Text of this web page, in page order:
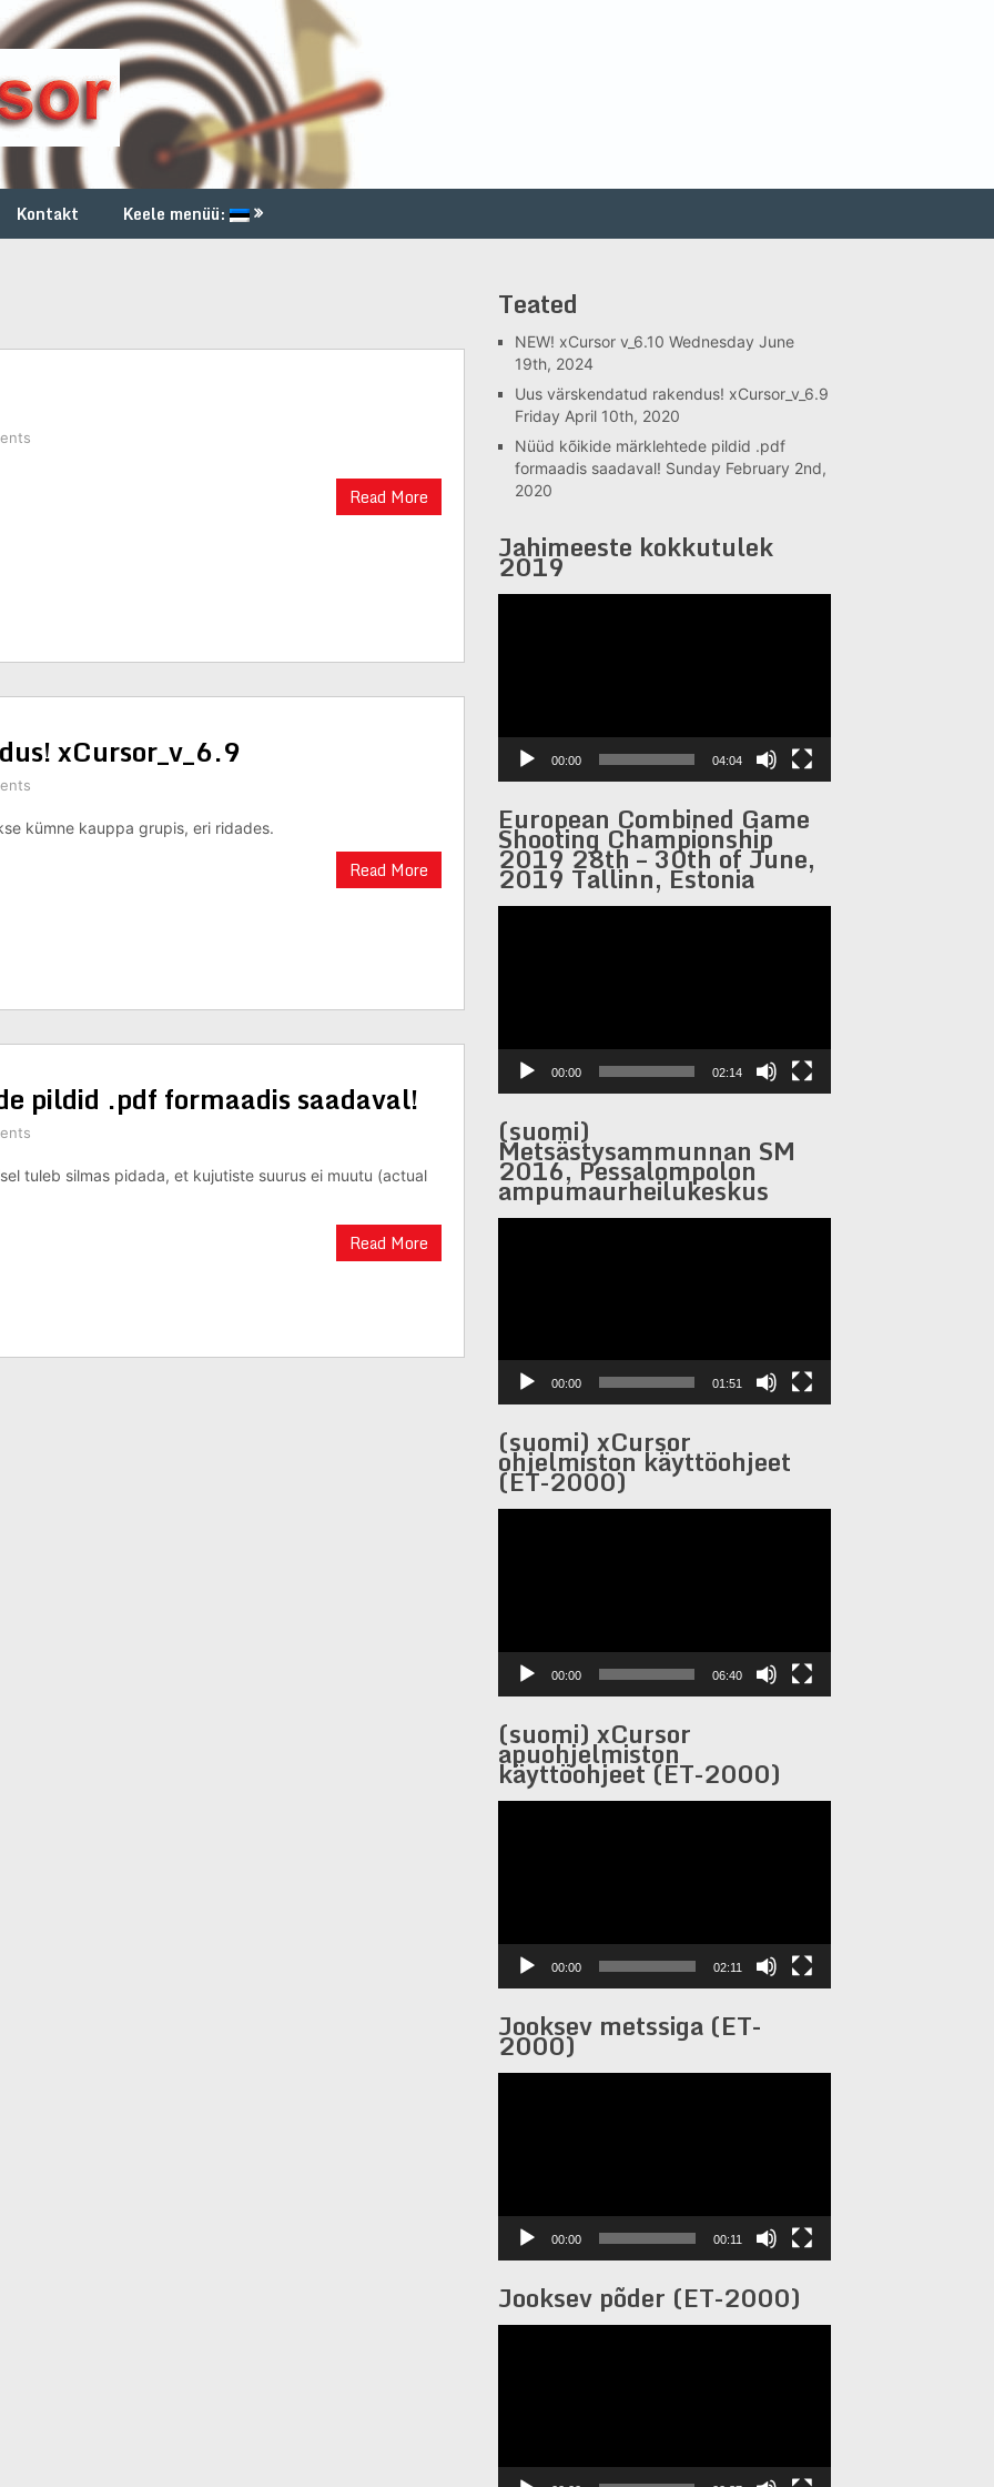
Kontakt Keele menüü:
Read More
xCursor_v_6.9
kümne kauppa grupis, eri ridades.
Read More
pildid .pdf formaadis saadaval!
tuleb silmas pidada, et kujutiste suurus ei muutu (actual
Read More
Teated
NEW! xCursor v_6.10 Wednesday June
19th, 2024
Uus värskendatud rakendus! xCursor_v_6.9
Friday April 10th, 2020
Nüüd kõikide märklehtede pildid .pdf
formaadis saadaval! Sunday February 2nd,
2020
Jahimeeste kokkutulek
2019
00:00 04:04
European Combined Game
Shooting Championship
2019 28th – 30th of June,
2019 Tallinn, Estonia
00:00 02:14
(suomi)
Metsästysammunnan SM
2016, Pessalompolon
ampumaurheilukeskus
00:00 01:51
(suomi) xCursor
ohjelmiston käyttöohjeet
(ET-2000)
00:00 06:40
(suomi) xCursor
apuohjelmiston
käyttöohjeet (ET-2000)
00:00 02:11
Jooksev metssiga (ET-
2000)
00:00 00:11
Jooksev põder (ET-2000)